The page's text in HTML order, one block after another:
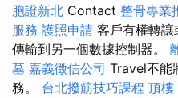
胞證新北 Contact 整骨專業
服務 護照申請 客戶有權轉
傳輸到另一個數據控制器。
墓 嘉義徵信公司 Travel不能
務。 台北撥筋技巧課程 頂樓